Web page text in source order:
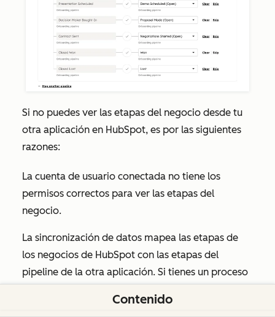
Si no puedes ver las etapas del negocio desde tu
otra aplicación en HubSpot, es por las siguientes
razones:
La cuenta de usuario conectada no tiene los
permisos correctos para ver las etapas del
negocio.
La sincronización de datos mapea las etapas de
los negocios de HubSpot con las etapas del
pipeline de la otra aplicación. Si tienes un proceso
de negocio/oportunidad, no podrás sincronizar
Contenido